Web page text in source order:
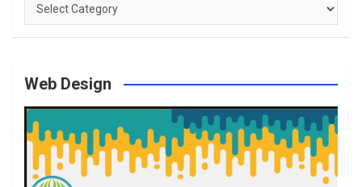
Web Design